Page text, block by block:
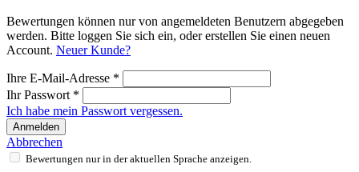
Bewertungen können nur von angemeldeten Benutzern abgegeben
werden. Bitte loggen Sie sich ein, oder erstellen Sie einen neuen
Account. Neuer Kunde?
Ihre E-Mail-Adresse *
Ihr Passwort *
Ich habe mein Passwort vergessen.
Anmelden
Abbrechen
Bewertungen nur in der aktuellen Sprache anzeigen.